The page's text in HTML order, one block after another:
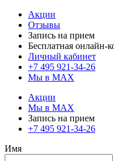
Акции
Отзывы
Запись на прием
Бесплатная онлайн-
Личный кабинет
+7 495 921-34-26
Мы в MAX
Акции
Мы в MAX
Запись на прием
+7 495 921-34-26
Имя